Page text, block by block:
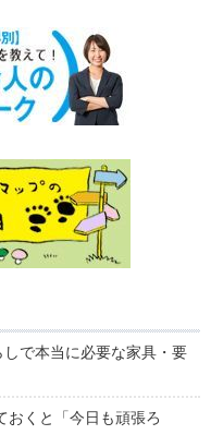
で本当に必要な家具・要
おくと「今日も頑張ろ